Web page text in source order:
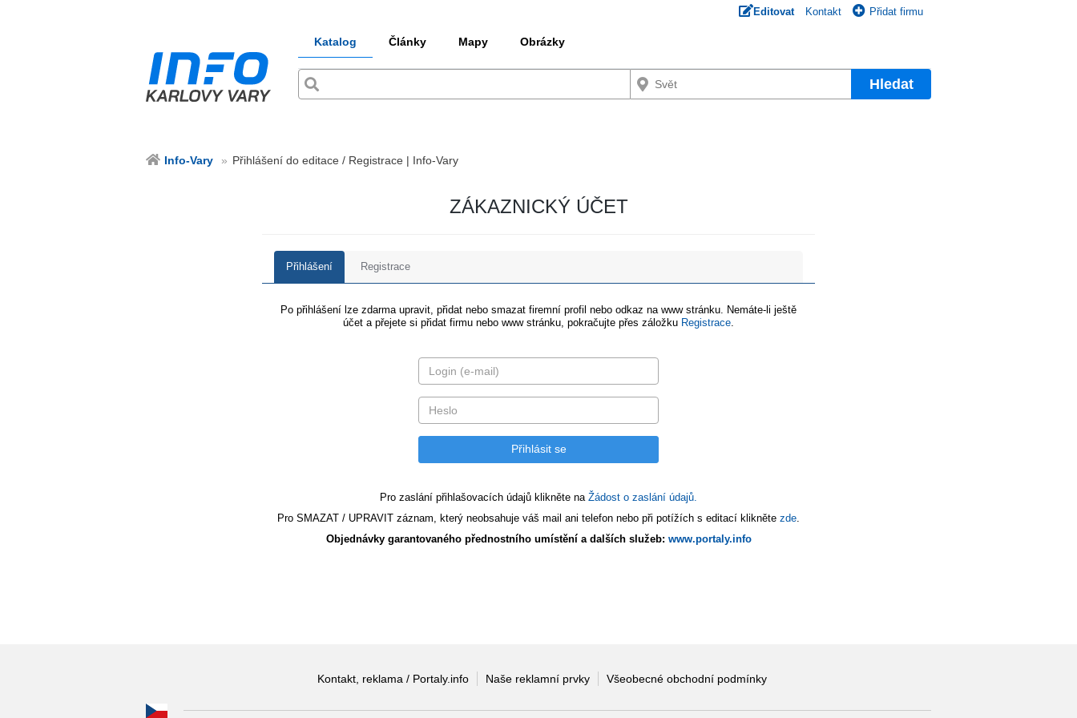
Editovat Kontakt Přidat firmu
Katalog Články Mapy Obrázky
Hledat
Info-Vary Přihlášení do editace / Registrace | Info-Vary
ZÁKAZNICKÝ ÚČET
Přihlášení Registrace
Po přihlášení lze zdarma upravit, přidat nebo smazat firemní profil nebo odkaz na www stránku. Nemáte-li ještě
účet a přejete si přidat firmu nebo www stránku, pokračujte přes záložku Registrace
Pro zaslání přihlašovacích údajů klikněte na Žádost o zaslání údajů.
Pro SMAZAT / UPRAVIT záznam, který neobsahuje váš mail ani telefon nebo při potížích s editací klikněte zde
Objednávky garantovaného přednostního umístění a dalších služeb: www.portaly.info
Kontakt, reklama / Portaly.info Naše reklamní prvky Všeobecné obchodní podmínky